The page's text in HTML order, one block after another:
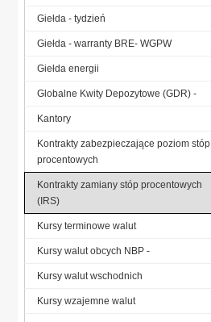
Giełda - tydzień
Giełda - warranty BRE- WGPW
Giełda energii
Globalne Kwity Depozytowe (GDR) -
Kantory
Kontrakty zabezpieczające poziom stóp
procentowych
Kontrakty zamiany stóp procentowych
(IRS)
Kursy terminowe walut
Kursy walut obcych NBP -
Kursy walut wschodnich
Kursy wzajemne walut